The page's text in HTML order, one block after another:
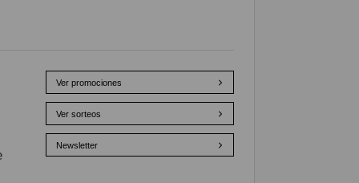
Ver promociones
Ver sorteos
Newsletter